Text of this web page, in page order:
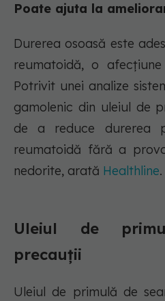
Poate ajuta la
Durerea osoasă este
reumatoidă, o
Potrivit unei analize
gamolenic din uleiul de
de a reduce durerea
reumatoidă fără a
nedorite, arată Healthline.
Uleiul de
precauții
Uleiul de primulă de